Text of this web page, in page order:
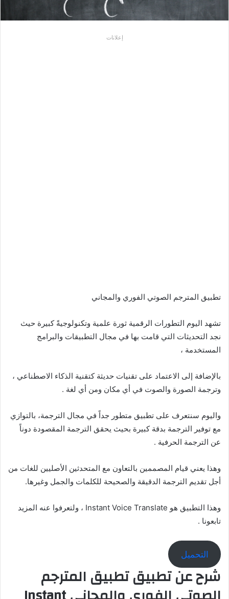
إعلانات
تطبيق المترجم الصوتي الفوري والمجاني
تشهد اليوم التطورات الرقمية ثورة علمية وتكنولوجيةً كبيرة حيث
نجد التحديثات التي قامت بها في مجال التطبيقات والبرامج
المستخدمة ،
بالإضافة إلى الاعتماد على تقنيات حديثة كتقنية الذكاء الاصطناعي ،
وترجمة الصورة والصوت في أي مكان ومن أي لغة .
واليوم سنتعرف على تطبيق متطور جداً في مجال الترجمة، بالتوازي
مع توفير الترجمة بدقة كبيرة بحيث يحقق الترجمة المقصودة دوناً
عن الترجمة الحرفية .
وهذا يعني قيام المصممين بالتعاون مع المتحدثين الأصليين للغات من
أجل تقديم الترجمة الدقيقة والصحيحة للكلمات والجمل وغيرها.
وهذا التطبيق هو Instant Voice Translate ، ولتعرفوا عنه المزيد
تابعونا .
التحميل
شرح عن تطبيق تطبيق المترجم